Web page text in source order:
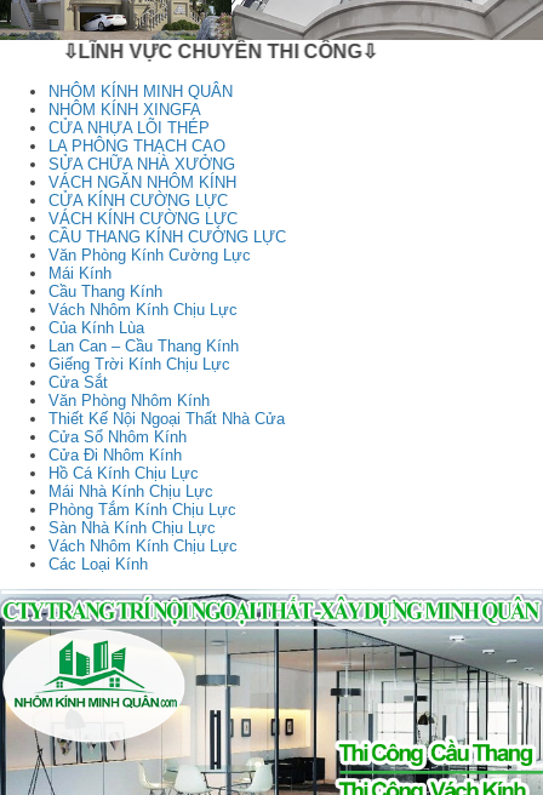
⇩LĨNH VỰC CHUYÊN THI CÔNG⇩
NHÔM KÍNH MINH QUÂN
NHÔM KÍNH XINGFA
CỬA NHỰA LÕI THÉP
LA PHÔNG THẠCH CAO
SỬA CHỮA NHÀ XƯỞNG
VÁCH NGĂN NHÔM KÍNH
CỬA KÍNH CƯỜNG LỰC
VÁCH KÍNH CƯỜNG LỰC
CẦU THANG KÍNH CƯỜNG LỰC
Văn Phòng Kính Cường Lực
Mái Kính
Cầu Thang Kính
Vách Nhôm Kính Chịu Lực
Của Kính Lùa
Lan Can – Cầu Thang Kính
Giếng Trời Kính Chịu Lực
Cửa Sắt
Văn Phòng Nhôm Kính
Thiết Kế Nội Ngoại Thất Nhà Cửa
Cửa Sổ Nhôm Kính
Cửa Đi Nhôm Kính
Hồ Cá Kính Chịu Lực
Mái Nhà Kính Chịu Lực
Phòng Tắm Kính Chịu Lực
Sàn Nhà Kính Chịu Lực
Vách Nhôm Kính Chịu Lực
Các Loại Kính